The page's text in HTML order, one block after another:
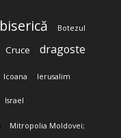
biserică Botezul
Cruce dragoste
Icoana Ierusalim
Israel
Mitropolia Moldovei;